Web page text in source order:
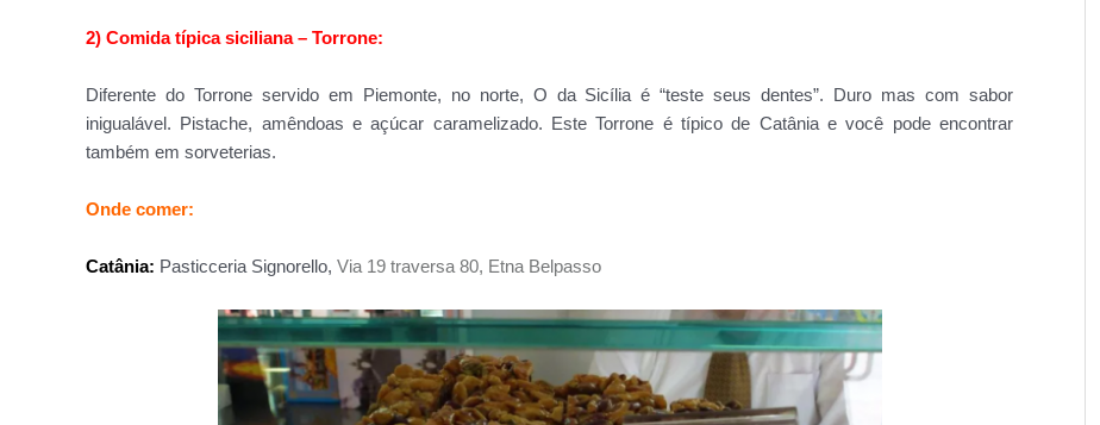
2) Comida típica siciliana – Torrone:
Diferente do Torrone servido em Piemonte, no norte, O da Sicília é “teste seus dentes”. Duro mas com sabor
inigualável. Pistache, amêndoas e açúcar caramelizado. Este Torrone é típico de Catânia e você pode encontrar
também em sorveterias.
Onde comer:
Catânia: Pasticceria Signorello, Via 19 traversa 80, Etna Belpasso